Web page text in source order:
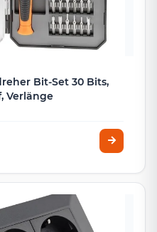
Bit-Set 30 Bits,
Verlänge